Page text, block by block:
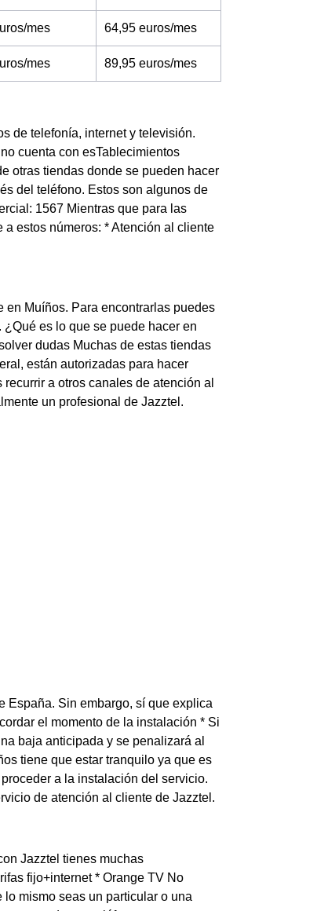
mes 64,95 euros/mes
mes 89,95 euros/mes
de telefonía, internet y televisión.
cuenta con esTablecimientos
otras tiendas donde se pueden hacer
del teléfono. Estos son algunos de
1567 Mientras que para las
estos números: * Atención al cliente
en Muíños. Para encontrarlas puedes
es lo que se puede hacer en
dudas Muchas de estas tiendas
están autorizadas para hacer
a otros canales de atención al
un profesional de Jazztel.
España. Sin embargo, sí que explica
el momento de la instalación * Si
baja anticipada y se penalizará al
tiene que estar tranquilo ya que es
a la instalación del servicio.
de atención al cliente de Jazztel.
Jazztel tienes muchas
fijo+internet * Orange TV No
mismo seas un particular o una